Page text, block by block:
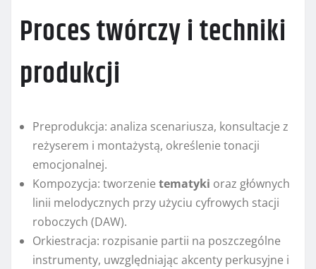
Proces twórczy i techniki
produkcji
Preprodukcja: analiza scenariusza, konsultacje z
reżyserem i montażystą, określenie tonacji
emocjonalnej.
Kompozycja: tworzenie tematyki oraz głównych
linii melodycznych przy użyciu cyfrowych stacji
roboczych (DAW).
Orkiestracja: rozpisanie partii na poszczególne
instrumenty, uwzględniając akcenty perkusyjne i